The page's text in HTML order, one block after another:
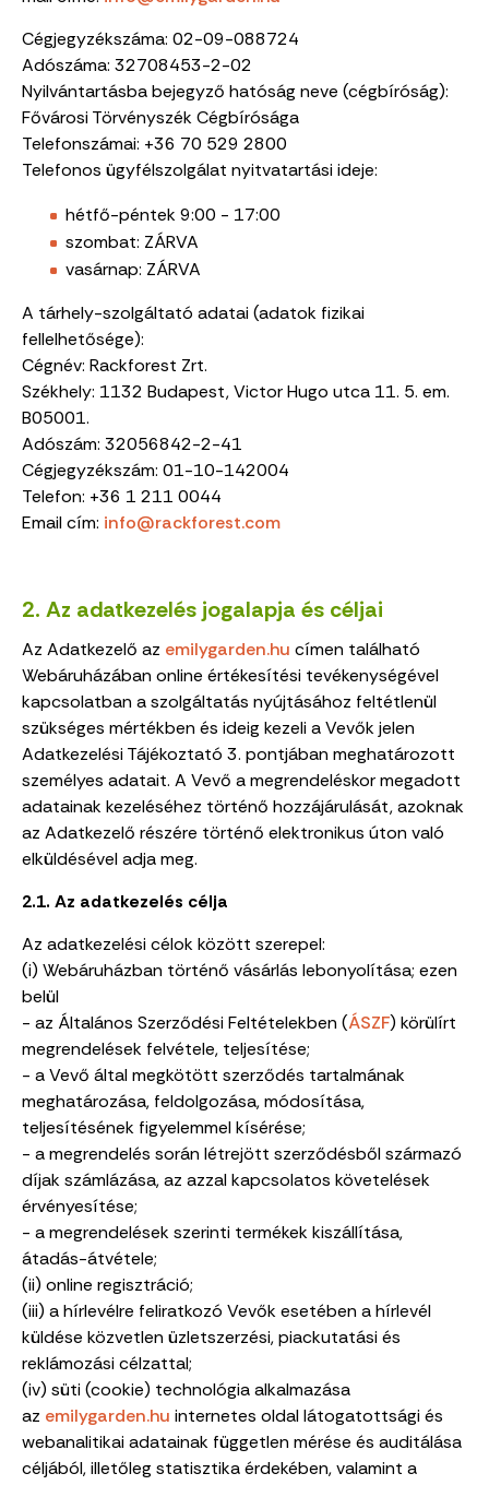
Cégjegyzékszáma: 02-09-088724
Adószáma: 32708453-2-02
Nyilvántartásba bejegyző hatóság neve (cégbíróság):
Fővárosi Törvényszék Cégbírósága
Telefonszámai: +36 70 529 2800
Telefonos ügyfélszolgálat nyitvatartási ideje:
hétfő-péntek 9:00 - 17:00
szombat: ZÁRVA
vasárnap: ZÁRVA
A tárhely-szolgáltató adatai (adatok fizikai
fellelhetősége):
Cégnév: Rackforest Zrt.
Székhely: 1132 Budapest, Victor Hugo utca 11. 5. em.
B05001.
Adószám: 32056842-2-41
Cégjegyzékszám: 01-10-142004
Telefon: +36 1 211 0044
Email cím: info@rackforest.com
2. Az adatkezelés jogalapja és céljai
Az Adatkezelő az emilygarden.hu címen található
Webáruházában online értékesítési tevékenységével
kapcsolatban a szolgáltatás nyújtásához feltétlenül
szükséges mértékben és ideig kezeli a Vevők jelen
Adatkezelési Tájékoztató 3. pontjában meghatározott
személyes adatait. A Vevő a megrendeléskor megadott
adatainak kezeléséhez történő hozzájárulását, azoknak
az Adatkezelő részére történő elektronikus úton való
elküldésével adja meg.
2.1. Az adatkezelés célja
Az adatkezelési célok között szerepel:
(i) Webáruházban történő vásárlás lebonyolítása; ezen
belül
- az Általános Szerződési Feltételekben (ÁSZF) körülírt
megrendelések felvétele, teljesítése;
- a Vevő által megkötött szerződés tartalmának
meghatározása, feldolgozása, módosítása,
teljesítésének figyelemmel kísérése;
- a megrendelés során létrejött szerződésből származó
díjak számlázása, az azzal kapcsolatos követelések
érvényesítése;
- a megrendelések szerinti termékek kiszállítása,
átadás-átvétele;
(ii) online regisztráció;
(iii) a hírlevélre feliratkozó Vevők esetében a hírlevél
küldése közvetlen üzletszerzési, piackutatási és
reklámozási célzattal;
(iv) süti (cookie) technológia alkalmazása
az emilygarden.hu internetes oldal látogatottsági és
webanalitikai adatainak független mérése és auditálása
céljából, illetőleg statisztika érdekében, valamint a